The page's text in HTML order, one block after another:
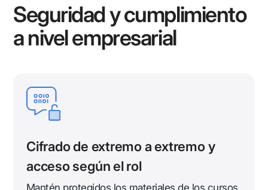
Seguridad y cumplimiento
a nivel empresarial
Cifrado de extremo a extremo y
acceso según el rol
Mantén protegidos los materiales de los cursos